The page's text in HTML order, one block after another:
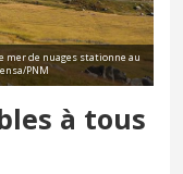
mer de nuages stationne au
PNM
à tous